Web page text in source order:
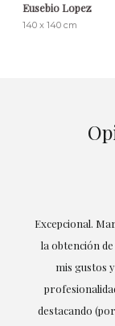
Eusebio Lopez
140 x 140 cm
Excepcional.
la obtención
mis gustos
destacando